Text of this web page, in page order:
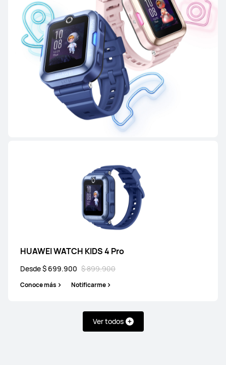
HUAWEI WATCH KIDS 4 Pro
Desde $ 699.900 $ 899.900
Conoce más Notificarme
Ver todos
WATCH FIT Series
HUAWEI WATCH FIT 5 Pro
Desde $ 949.900 $ 1.399.900
Conoce más Comprar
HUAWEI WATCH FIT 5
Desde $ 749.900
Conoce más
HUAWEI WATCH FIT 4 Pro
Desde $ 649.900